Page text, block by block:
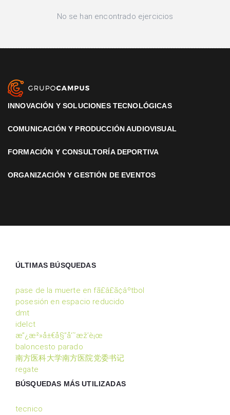
No se han encontrado ejercicios
INNOVACIÓN Y SOLUCIONES TECNOLÓGICAS
COMUNICACIÓN Y PRODUCCIÓN AUDIOVISUAL
FORMACIÓN Y CONSULTORÍA DEPORTIVA
ORGANIZACIÓN Y GESTIÓN DE EVENTOS
ÚLTIMAS BÚSQUEDAS
pase de la muerte en fã£â£ã¢âºtbol
posesión en espacio reducido
dmt
idelct
æ”¿æ²»å±€å§”å‘˜æž’è¡œ
baloncesto parado
南方医科大学南方医院党委书记
regate
BÚSQUEDAS MÁS UTILIZADAS
tecnico